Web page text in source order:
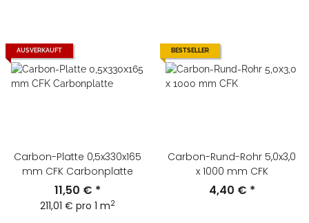
AUSVERKAUFT
Carbon-Platte 0,5x330x165
mm CFK Carbonplatte
11,50 € *
211,01 € pro 1 m2
BESTSELLER
Carbon-Rund-Rohr 5,0x3,0
x 1000 mm CFK
4,40 € *